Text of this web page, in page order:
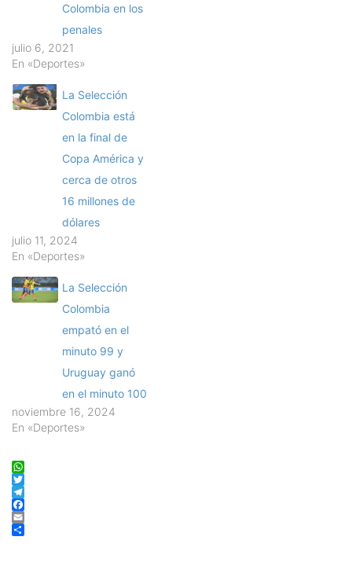
Colombia en los
penales
julio 6, 2021
En «Deportes»
La Selección
Colombia está
en la final de
Copa América y
cerca de otros
16 millones de
dólares
julio 11, 2024
En «Deportes»
La Selección
Colombia
empató en el
minuto 99 y
Uruguay ganó
en el minuto 100
noviembre 16, 2024
En «Deportes»
WhatsApp
Twitter
Telegram
Facebook
Email